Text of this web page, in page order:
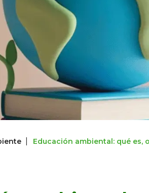
Educación ambiental: qué